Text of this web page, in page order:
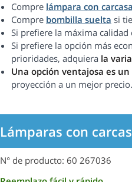
Compre lámpara con carcasa
Compre bombilla suelta si
Si prefiere la máxima
Si prefiere la opción más
prioridades, adquiera la
Una opción ventajosa es
proyección a un mejor precio.
Lámparas con
N° de producto: 60 267036